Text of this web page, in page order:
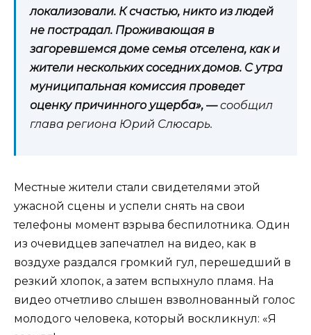
локализовали. К счастью, никто из людей
не пострадал. Проживающая в
загоревшемся доме семья отселена, как и
жители нескольких соседних домов. С утра
муниципальная комиссия проведет
оценку причинного ущерба», —сообщил
глава региона Юрий Слюсарь.
Местные жители стали свидетелями этой
ужасной сцены и успели снять на свои
телефоны момент взрыва беспилотника. Один
из очевидцев запечатлел на видео, как в
воздухе раздался громкий гул, перешедший в
резкий хлопок, а затем вспыхнуло пламя. На
видео отчетливо слышен взволнованный голос
молодого человека, который воскликнул: «Я